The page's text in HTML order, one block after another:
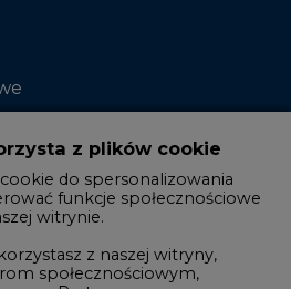
rynku z plików cookie
do spersonalizowania
funkcje społecznościowe
witrynie.
z naszej witryny,
społecznościowym,